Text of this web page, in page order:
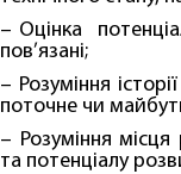
– Оцінка
пов’язані;
– Розуміння
поточне чи
– Розуміння
та потенціалу